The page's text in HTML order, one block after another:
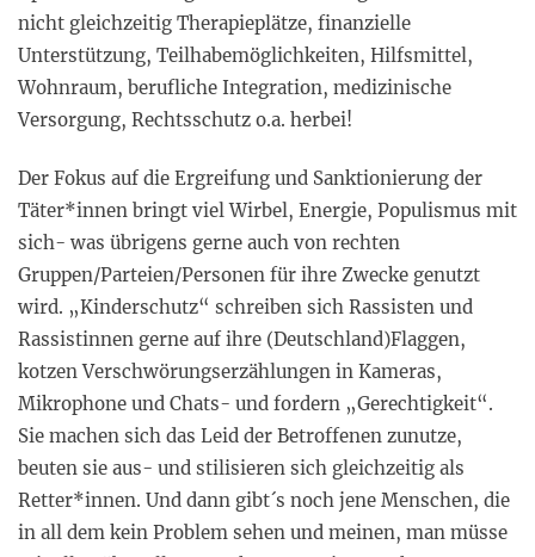
nicht gleichzeitig Therapieplätze, finanzielle
Unterstützung, Teilhabemöglichkeiten, Hilfsmittel,
Wohnraum, berufliche Integration, medizinische
Versorgung, Rechtsschutz o.a. herbei!
Der Fokus auf die Ergreifung und Sanktionierung der
Täter*innen bringt viel Wirbel, Energie, Populismus mit
sich- was übrigens gerne auch von rechten
Gruppen/Parteien/Personen für ihre Zwecke genutzt
wird. „Kinderschutz“ schreiben sich Rassisten und
Rassistinnen gerne auf ihre (Deutschland)Flaggen,
kotzen Verschwörungserzählungen in Kameras,
Mikrophone und Chats- und fordern „Gerechtigkeit“.
Sie machen sich das Leid der Betroffenen zunutze,
beuten sie aus- und stilisieren sich gleichzeitig als
Retter*innen. Und dann gibt´s noch jene Menschen, die
in all dem kein Problem sehen und meinen, man müsse